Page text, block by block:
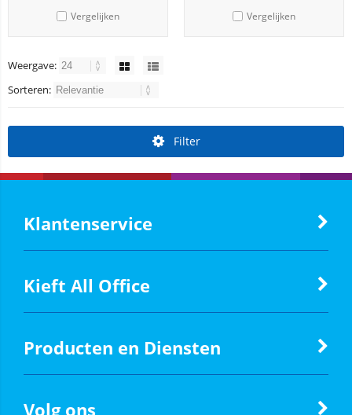
Vergelijken Vergelijken
Weergave:
Sorteren:
Filter
Klantenservice
Kieft All Office
Producten en Diensten
Volg ons